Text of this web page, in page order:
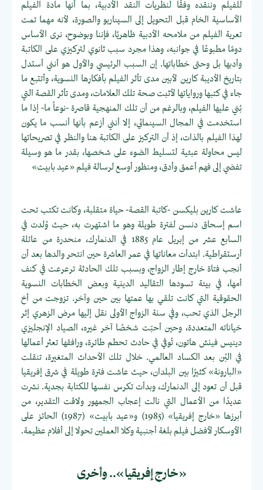
للفيلم وننقده وفقًا لنظريات النقد الأدبية، بما أنها مادة الفيلم
الأساسية الخام قبل التحويل إلى السيناريو والصورة، لأنه مهما تمت
تعرية الفيلم من ملامحه الأدبية ظاهريًا، فإننا وبوضوح، نرى الأساس
دومًا مطبوعًا في جوانبه، وهذا مجرد سبب ثانوي لتركيزي على الكاتبة
وأدبها بل وحتى خطاباتها. إن السبب الرئيسي والأول هو أنني أستدل
بتاريخ الأديبة كارين لأبين مدى تأثر الفيلم بأفكارها النسوية، وأتتبع ما
جاء في كتبها ورواياتها لأثبت صحة تلك العلامات، ومدى تأثر القصة التي
بُني عليها الفيلم، وبالرغم من أن تلك المنهجية قاصرة -نوعاً ما- إذا ما
استخدمت في المجال السينمائي، إلا أنني أزعم بأنها أنسب ما يكون
لهذا الفيلم بالذات، إذ أن التركيز على الكاتبة هنا والنظر في تصريحاتها
ليس محاولة عبثية لتسليط الضوء على شخصها، بقدر ما هو وسيلة
تفضي إلى فهم أعمق وأدق، ومنظور أوسع لرسالة فيلم «عيد بابيت»
عاشت كارين بليكسن -كاتبة القصة- حياة متقلبة، وكانت تكتب تحت
اسم إسحاق دنسن لفترة طويلة وهو ما اشتهرت به، حيث وُلدت في
السابع عشر من إبريل عام 1885 في الدنمارك، منحدرة من عائلة
أرستقراطية. ابتدأت معاناتها في عمر العاشرة حين انتحر والدها بعد أن
أنجب فتاة خارج إطار الزواج، وبسبب تلك الحادثة ترعرعت في كنف
أمها، في بيئة تسودها التقاليد الدينية وبعض الخطابات النسوية
الحقوقية التي كانت تلقي بها عمتها بين حين وآخر. تزوجت من أخ
الرجل الذي تحب، وفي سنة الزواج الأولى نقل إليها مرض الزهري إثر
خياناته المتعددة، وحين أحبّت شخصًا آخر غيره، الصياد الإنجليزي
دينيس فينش هاتون، تُوفي في حادث تحطم طائرة، ورافقها تعثر أعمالها
في البُن بعد الكساد العالمي. خلال تلك الأحداث المتغيرة، تنقلت
«البارونة» كثيرًا بين البلدان، حيث عاشت فترة طويلة في شرق إفريقيا
قبل أن تعود إلى الدنمارك، وبدأت تكرس نفسها للكتابة بجدية. نشرت
عديدًا من الأعمال التي نالت إعجاب الجمهور ولاقت التقدير، من
أبرزها «خارج إفريقيا» (1985) و«عيد بابيت» (1987) الحائز على
الأوسكار لأفضل فيلم بلغة أجنبية وكلا العملين تحولا إلى أفلام عظيمة.
«خارج إفريقيا».. وأخرى